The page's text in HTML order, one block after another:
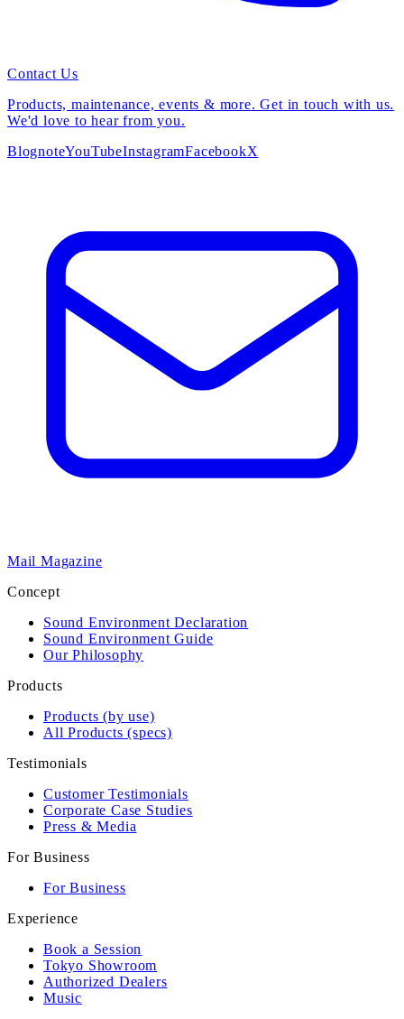
Contact Us
Products, maintenance, events & more. Get in touch with us.
We'd love to hear from you.
BlognoteYouTubeInstagramFacebookX
Mail Magazine
Concept
Sound Environment Declaration
Sound Environment Guide
Our Philosophy
Products
Products (by use)
All Products (specs)
Testimonials
Customer Testimonials
Corporate Case Studies
Press & Media
For Business
For Business
Experience
Book a Session
Tokyo Showroom
Authorized Dealers
Music